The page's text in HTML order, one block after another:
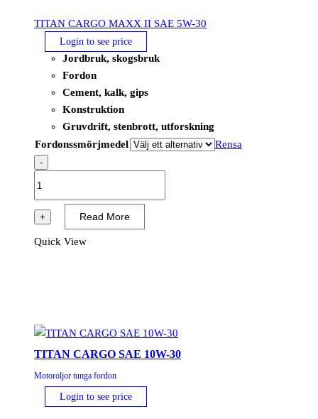
TITAN CARGO MAXX II SAE 5W-30
Login to see price
Jordbruk, skogsbruk
Fordon
Cement, kalk, gips
Konstruktion
Gruvdrift, stenbrott, utforskning
Fordonssmörjmedel
Rensa
-
MAXX
SAE
+ Read More
Quick View
TITAN CARGO SAE 10W-30
Motoroljor tunga fordon
Login to see price